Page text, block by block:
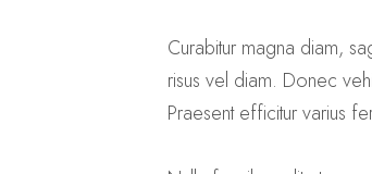
Curabitur magna diam,
risus vel diam. Donec
Praesent efficitur varius